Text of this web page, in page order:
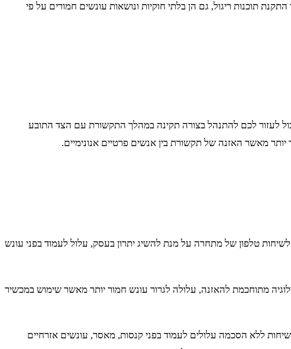
תוכנות ריגול, גם הן בלתי חוקיות ונושאות עונשים חמורים על פי
לעזור לכם להתנהל בצורה תקינה במהלך התקשורת עם הצד התובע
מאשר האזנה של תקשורת בין אנשים פרטיים אנונימיים.
טלפון של מתחרה על מנת להשיג יתרון בעסק, עלול לעמוד בפני עונש
מתוחכמת להאזנה, עלולה לגרור עונש חמור יותר מאשר שימוש במכשיר
ללא הסכמה עלולים לעמוד בפני קנסות, מאסר, עונשים אזרחיים